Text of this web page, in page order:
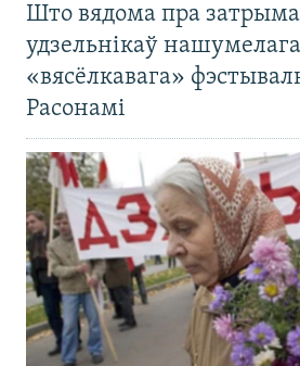
Што вядома пра
удзельнікаў нашумелага
«вясёлкавага»
Расонамі